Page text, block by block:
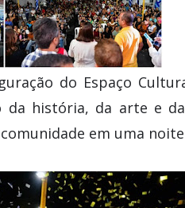
do Espaço
história, da arte e
em uma